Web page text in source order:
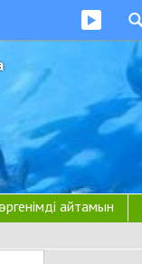
айтамын